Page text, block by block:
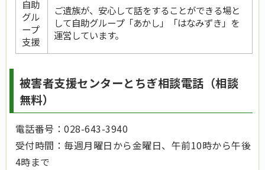
自助
グル
ープ
支援
ご遺族が、安心して話をすることができる場と
して自助グループ「あかし」「はなみずき」を
運営しています。
被害者支援センターとちぎ相談電話（相談
無料）
電話番号：028-643-3940
受付時間：毎週月曜日から金曜日、午前10時から午後
4時まで